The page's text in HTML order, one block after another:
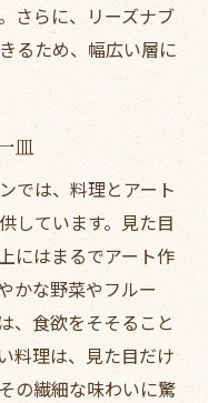
さらに、リーズナブ
るため、幅広い層に
皿
では、料理とアート
しています。見た目
にはまるでアート作
かな野菜やフルー
、食欲をそそること
料理は、見た目だけ
の繊細な味わいに驚